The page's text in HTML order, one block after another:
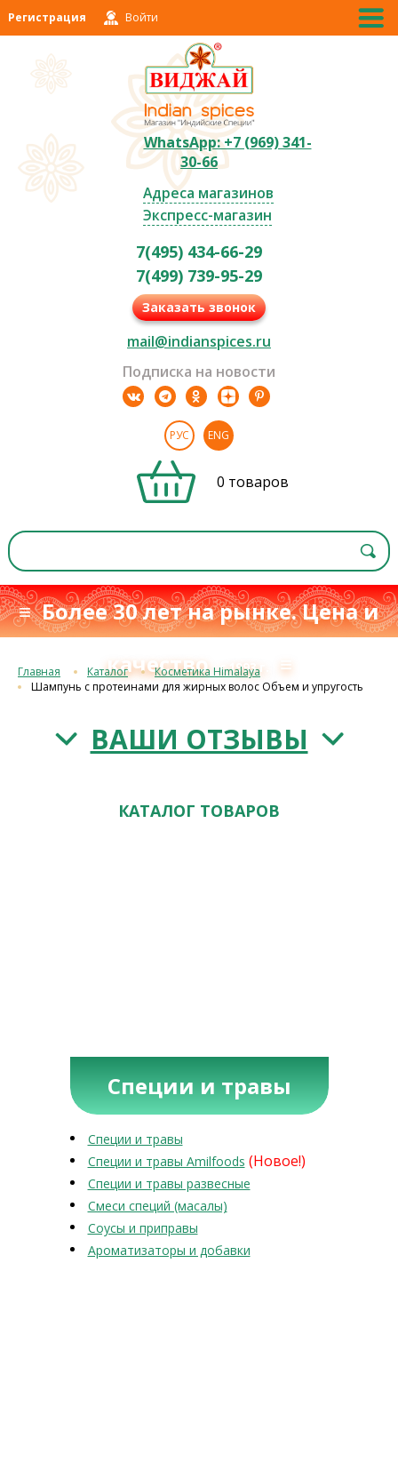
Регистрация Войти
WhatsApp: +7 (969) 341-
30-66
Адреса магазинов
Экспресс-магазин
7(495) 434-66-29
7(499) 739-95-29
Заказать звонок
mail@indianspices.ru
Подписка на новости
РУС ENG
0 товаров
≡ Более 30 лет на рынке. Цена и
качествос 1993 г. ≡
Главная Каталог
Косметика Himalaya
Шампунь с протеинами для жирных волос Объем и упругость
ВАШИ ОТЗЫВЫ
КАТАЛОГ ТОВАРОВ
Специи и травы
Специи и травы
Специи и травы Amilfoods (Новое!)
Специи и травы развесные
Смеси специй (масалы)
Соусы и приправы
Ароматизаторы и добавки